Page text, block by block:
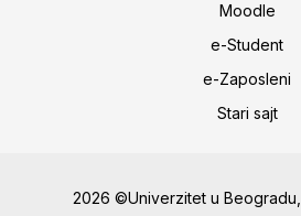
Moodle
e-Student
e-Zaposleni
Stari sajt
2026 ©Univerzitet u